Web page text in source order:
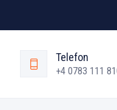
Telefon
+4 0783 111